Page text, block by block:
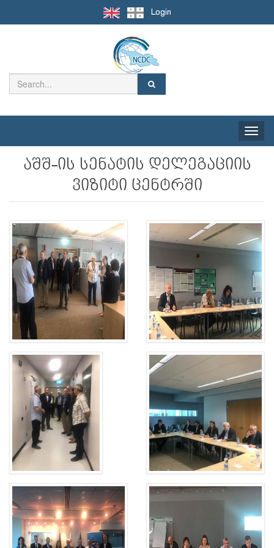
Login
Toggle
აშშ-ის სენატის დელეგაციის
ვიზიტი ცენტრში